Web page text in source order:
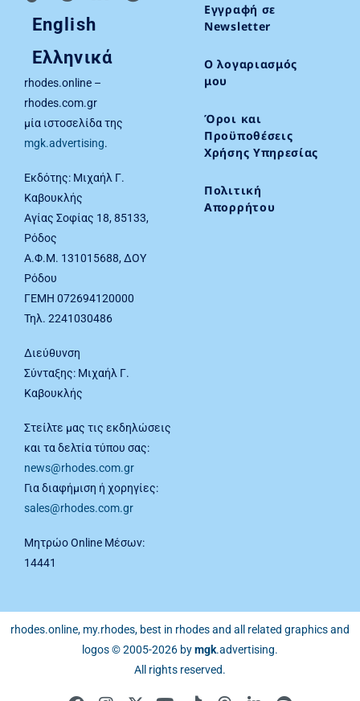
English
Ελληνικά
rhodes.online –
rhodes.com.gr
μία ιστοσελίδα της
mgk.advertising.
Εκδότης: Μιχαήλ Γ.
Καβουκλής
Αγίας Σοφίας 18, 85133,
Ρόδος
Α.Φ.Μ. 131015688, ΔΟΥ
Ρόδου
ΓΕΜΗ 072694120000
Τηλ. 2241030486
Διεύθυνση
Σύνταξης: Μιχαήλ Γ.
Καβουκλής
Στείλτε μας τις εκδηλώσεις
και τα δελτία τύπου σας:
news@rhodes.com.gr
Για διαφήμιση ή χορηγίες:
sales@rhodes.com.gr
Μητρώο Online Μέσων:
14441
Εγγραφή σε
Newsletter
Ο λογαριασμός
μου
Όροι και
Προϋποθέσεις
Χρήσης Υπηρεσίας
Πολιτική
Απορρήτου
rhodes.online, my.rhodes, best in rhodes and all related graphics and
logos © 2005-2026 bymgk.advertising.
All rights reserved.